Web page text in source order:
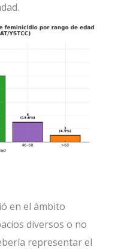
en el ámbito
diversos o no
representar el